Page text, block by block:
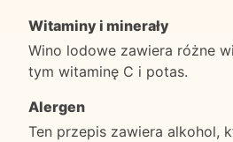
Witaminy i minerały
Wino lodowe zawiera różne
tym witaminę C i potas.
Alergen
Ten przepis zawiera alkohol,